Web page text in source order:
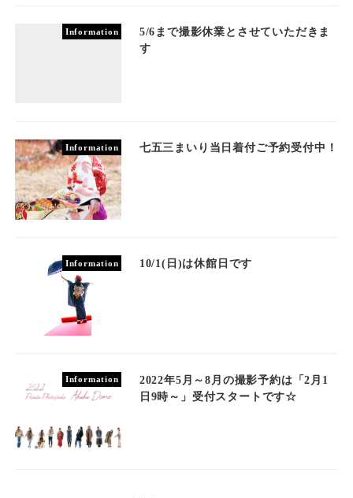
Information
5/6まで撮影休業とさせていただきま
す
Information 七五三まいり当日着付ご予約受付中！
Information 10/1(日)は休館日です
Information
2022年5月～8月の撮影予約は「2月1
日9時～」受付スタートです☆